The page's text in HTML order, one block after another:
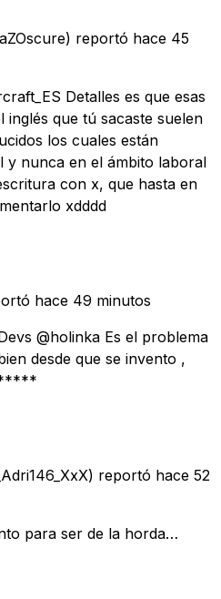
reportó hace 45
Detalles es que esas
inglés que tú sacaste suelen
los cuales están
y nunca en el ámbito laboral
con x, que hasta en
xdddd
hace 49 minutos
@holinka Es el problema
desde que se invento ,
reportó hace 52
para ser de la horda…